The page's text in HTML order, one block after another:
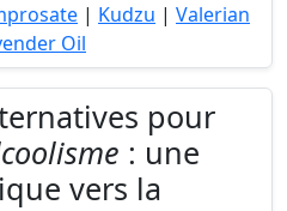
| Kudzu | Valerian
Oil
pour
: une
vers la